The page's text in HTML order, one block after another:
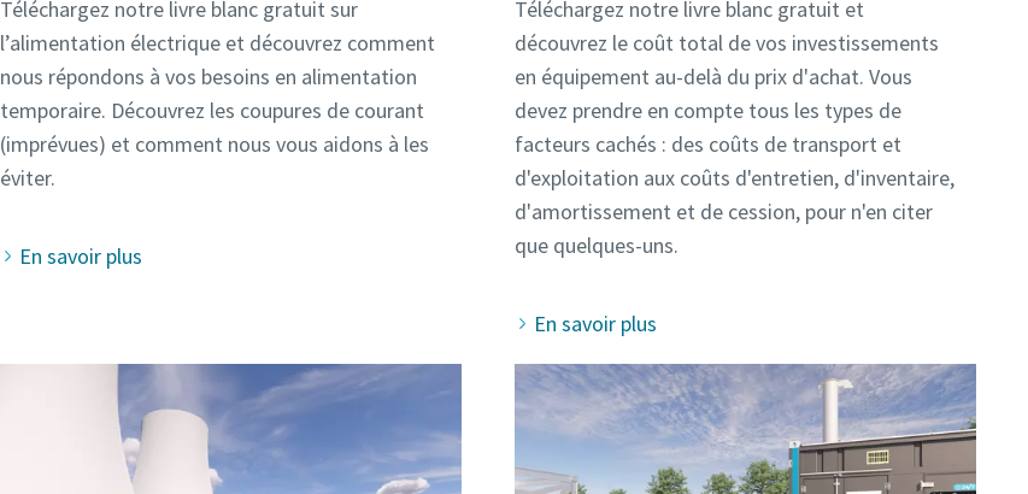
Téléchargez notre livre blanc gratuit sur
l’alimentation électrique et découvrez comment
nous répondons à vos besoins en alimentation
temporaire. Découvrez les coupures de courant
(imprévues) et comment nous vous aidons à les
En savoir plus
Téléchargez notre livre blanc gratuit et
découvrez le coût total de vos investissements
en équipement au-delà du prix d'achat. Vous
devez prendre en compte tous les types de
facteurs cachés : des coûts de transport et
d'exploitation aux coûts d'entretien, d'inventaire,
d'amortissement et de cession, pour n'en citer
En savoir plus